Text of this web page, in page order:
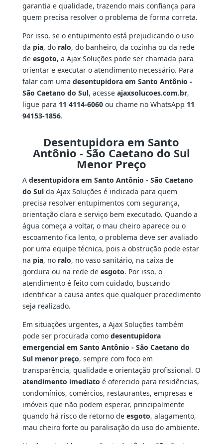
garantia e qualidade, trazendo mais confiança para
quem precisa resolver o problema de forma correta.
Por isso, se o entupimento está prejudicando o uso
da pia, do ralo, do banheiro, da cozinha ou da rede
de esgoto, a Ajax Soluções pode ser chamada para
orientar e executar o atendimento necessário. Para
falar com uma desentupidora em Santo Antônio -
São Caetano do Sul, acesse ajaxsolucoes.com.br,
ligue para 11 4114-6060ou chame no WhatsApp 11
94153-1856.
Desentupidora em Santo
Antônio - São Caetano do Sul
Menor Preço
A desentupidora em Santo Antônio - São Caetano
do Sulda Ajax Soluções é indicada para quem
precisa resolver entupimentos com segurança,
orientação clara e serviço bem executado. Quando a
água começa a voltar, o mau cheiro aparece ou o
escoamento fica lento, o problema deve ser avaliado
por uma equipe técnica, pois a obstrução pode estar
na pia, no ralo, no vaso sanitário, na caixa de
gordura ou na rede de esgoto. Por isso, o
atendimento é feito com cuidado, buscando
identificar a causa antes que qualquer procedimento
seja realizado.
Em situações urgentes, a Ajax Soluções também
pode ser procurada como desentupidora
emergencial em Santo Antônio - São Caetano do
Sul menor preço, sempre com foco em
transparência, qualidade e orientação profissional. O
atendimento imediato é oferecido para residências,
condomínios, comércios, restaurantes, empresas e
imóveis que não podem esperar, principalmente
quando há risco de retorno de esgoto, alagamento,
mau cheiro forte ou paralisação do uso do ambiente.